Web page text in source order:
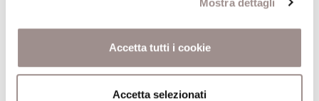
Accetta tutti i cookie
Accetta selezionati
Dai martiri agli eroi